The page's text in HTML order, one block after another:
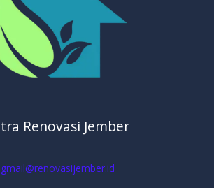
Renovasi Jember
gmail@renovasijember.id